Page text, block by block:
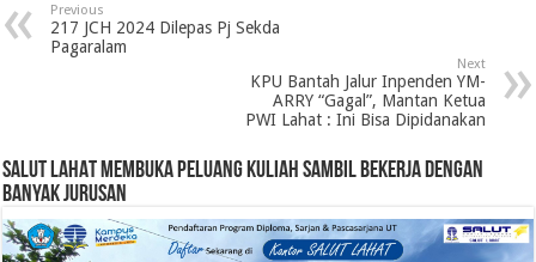
Previous
217 JCH 2024 Dilepas Pj Sekda
Pagaralam
Next
KPU Bantah Jalur Inpenden YM-
ARRY “Gagal”, Mantan Ketua
PWI Lahat : Ini Bisa Dipidanakan
SALUT LAHAT MEMBUKA PELUANG KULIAH SAMBIL BEKERJA DENGAN
BANYAK JURUSAN